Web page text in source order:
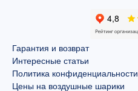
Гарантия и возврат
Интересные статьи
Политика конфиденциальности
Цены на воздушные шарики